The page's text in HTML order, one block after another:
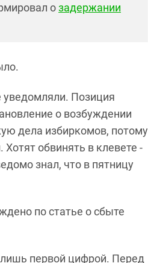
озадержании
Позиция
о возбуждении
дела избиркомов, потому
обвинять в клевете -
знал, что в пятницу
по статье о сбыте
первой цифрой. Перед